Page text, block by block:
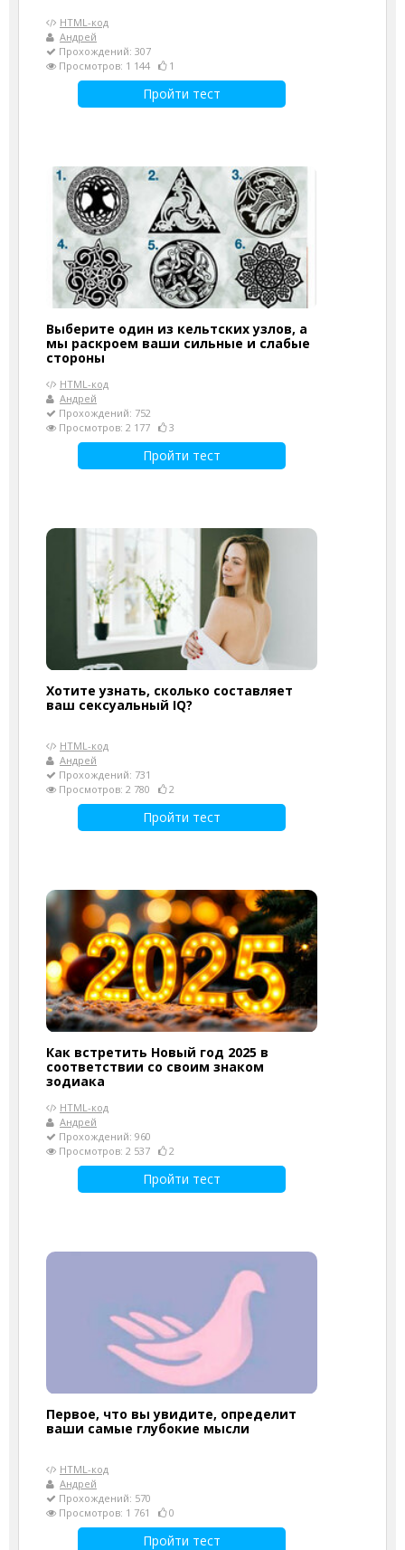
HTML-код
Андрей
Прохождений: 307
Просмотров: 1 144
1
Пройти тест
Выберите один из кельтских узлов, а
мы раскроем ваши сильные и слабые
стороны
HTML-код
Андрей
Прохождений: 752
Просмотров: 2 177
3
Пройти тест
Хотите узнать, сколько составляет
ваш сексуальный IQ?
HTML-код
Андрей
Прохождений: 731
Просмотров: 2 780
2
Пройти тест
Как встретить Новый год 2025 в
соответствии со своим знаком
зодиака
HTML-код
Андрей
Прохождений: 960
Просмотров: 2 537
2
Пройти тест
Первое, что вы увидите, определит
ваши самые глубокие мысли
HTML-код
Андрей
Прохождений: 570
Просмотров: 1 761
0
Пройти тест